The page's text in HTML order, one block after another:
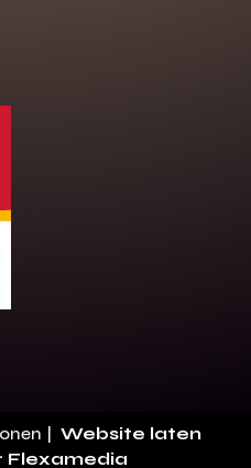
offerte
| Website laten
Flexamedia